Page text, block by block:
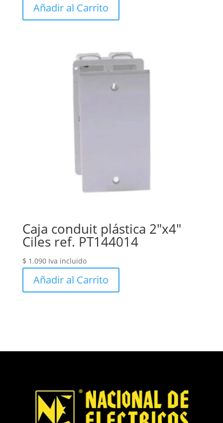
Añadir al Carrito
Caja conduit plástica 2″x4″
Ciles ref. PT144014
$ 1.090 Iva incluido
Añadir al Carrito